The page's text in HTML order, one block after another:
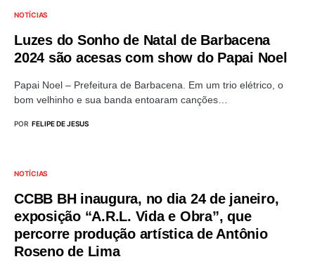
NOTÍCIAS
Luzes do Sonho de Natal de Barbacena
2024 são acesas com show do Papai Noel
Papai Noel – Prefeitura de Barbacena. Em um trio elétrico, o
bom velhinho e sua banda entoaram canções…
POR FELIPE DE JESUS
NOTÍCIAS
CCBB BH inaugura, no dia 24 de janeiro,
exposição “A.R.L. Vida e Obra”, que
percorre produção artística de Antônio
Roseno de Lima